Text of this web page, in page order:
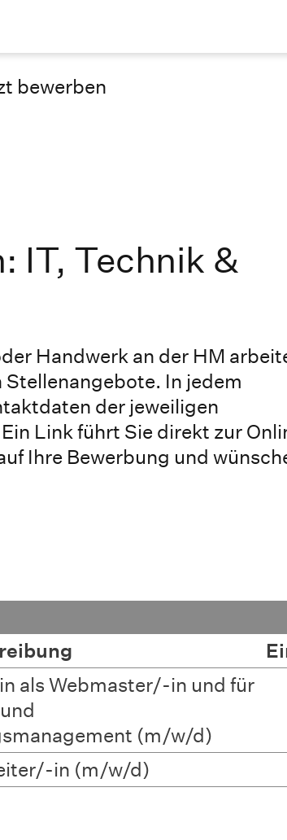
bewerben
IT, Technik &
Handwerk an der HM
Stellenangebote. In jedem
der jeweiligen
Link führt Sie direkt zur
Ihre Bewerbung und
als Webmaster/-in und für
(m/w/d)
in (m/w/d)